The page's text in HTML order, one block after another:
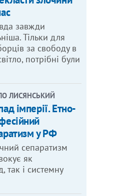
завжди
Тільки для
за свободу в
потрібні були
ЛИСЯНСЬКИЙ
імперії. Етно-
у РФ
сепаратизм
як
так і системну